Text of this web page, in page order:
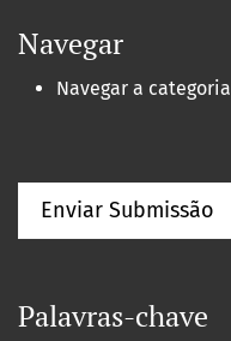
Navegar
Navegar a categoria
Enviar Submissão
Palavras-chave